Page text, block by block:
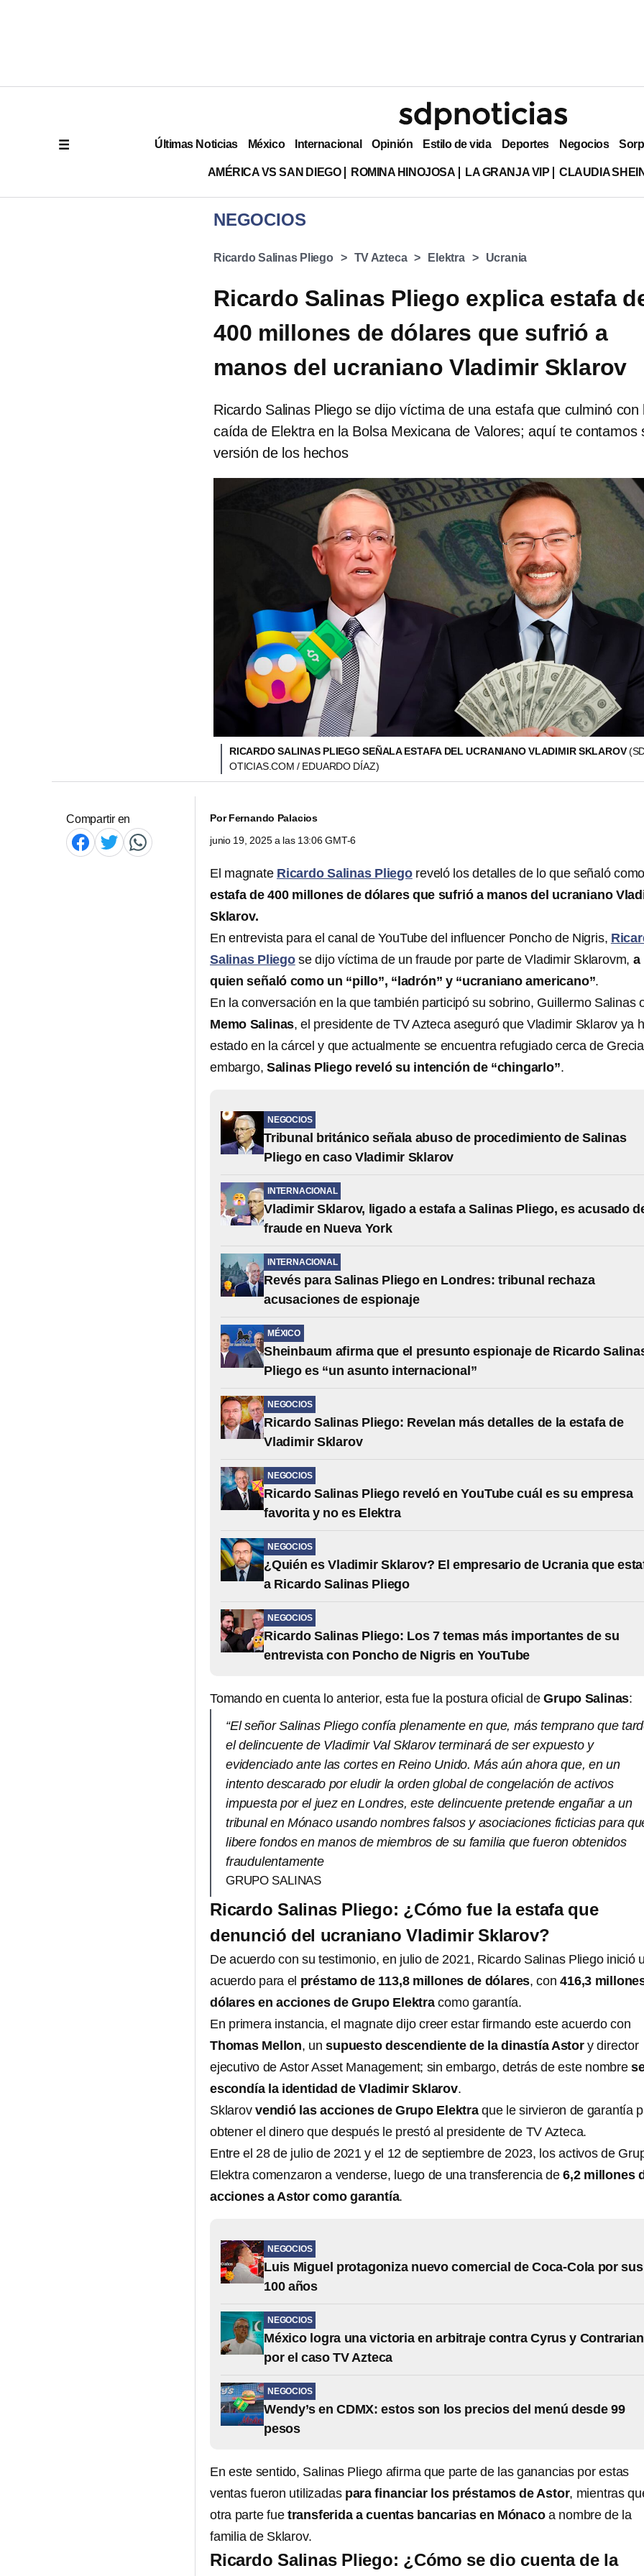
Últimas Noticias México Internacional Opinión Estilo de vida Deportes Negocios
AMÉRICA VS SAN DIEGO ROMINA HINOJOSA LA GRANJA VIP CLAUDIA
NEGOCIOS
Ricardo Salinas Pliego TV Azteca Elektra Ucrania
Ricardo Salinas Pliego explica estafa
400 millones de dólares que sufrió a
manos del ucraniano Vladimir Sklarov
Ricardo Salinas Pliego se dijo víctima de una estafa que culminó con
caída de Elektra en la Bolsa Mexicana de Valores; aquí te contamos
versión de los hechos
RICARDO SALINAS PLIEGO SEÑALA ESTAFA DEL UCRANIANO VLADIMIR SKLAROV
OTICIAS.COM / EDUARDO DÍAZ)
Compartir en PorFernando Palacios
junio 19, 2025 a las 13:06 GMT-6
El magnate Ricardo Salinas Pliegoreveló los detalles de lo que señaló
estafa de 400 millones de dólares que sufrió a manos del ucraniano
Sklarov.
En entrevista para el canal de YouTube del influencer Poncho de Nigris,
Salinas Pliegose dijo víctima de un fraude por parte de Vladimir Sklarovm, a
quien señaló como un “pillo”, “ladrón” y “ucraniano americano”.
En la conversación en la que también participó su sobrino, Guillermo Salinas
Memo Salinas, el presidente de TV Azteca aseguró que Vladimir Sklarov ya
estado en la cárcel y que actualmente se encuentra refugiado cerca de
embargo, Salinas Pliego reveló su intención de “chingarlo”.
NEGOCIOS
Tribunal británico señala abuso de procedimiento de Salinas
Pliego en caso Vladimir Sklarov
INTERNACIONAL
Vladimir Sklarov, ligado a estafa a Salinas Pliego, es acusado
fraude en Nueva York
INTERNACIONAL
Revés para Salinas Pliego en Londres: tribunal rechaza
acusaciones de espionaje
MÉXICO
Sheinbaum afirma que el presunto espionaje de Ricardo
Pliego es “un asunto internacional”
NEGOCIOS
Ricardo Salinas Pliego: Revelan más detalles de la estafa de
Vladimir Sklarov
NEGOCIOS
Ricardo Salinas Pliego reveló en YouTube cuál es su empresa
favorita y no es Elektra
NEGOCIOS
¿Quién es Vladimir Sklarov? El empresario de Ucrania que
a Ricardo Salinas Pliego
NEGOCIOS
Ricardo Salinas Pliego: Los 7 temas más importantes de su
entrevista con Poncho de Nigris en YouTube
Tomando en cuenta lo anterior, esta fue la postura oficial deGrupo Salinas:
“El señor Salinas Pliego confía plenamente en que, más temprano que
el delincuente de Vladimir Val Sklarov terminará de ser expuesto y
evidenciado ante las cortes en Reino Unido. Más aún ahora que, en un
intento descarado por eludir la orden global de congelación de activos
impuesta por el juez en Londres, este delincuente pretende engañar a un
tribunal en Mónaco usando nombres falsos y asociaciones ficticias para
libere fondos en manos de miembros de su familia que fueron obtenidos
fraudulentamente
GRUPO SALINAS
Ricardo Salinas Pliego: ¿Cómo fue la estafa que
denunció del ucraniano Vladimir Sklarov?
De acuerdo con su testimonio, en julio de 2021, Ricardo Salinas Pliego inició
acuerdo para el préstamo de 113,8 millones de dólares, con416,3
dólares en acciones de Grupo Elektracomo garantía.
En primera instancia, el magnate dijo creer estar firmando este acuerdo con
Thomas Mellon, unsupuesto descendiente de la dinastía Astory director
ejecutivo de Astor Asset Management; sin embargo, detrás de este nombre
escondía la identidad de Vladimir Sklarov.
Sklarov vendió las acciones de Grupo Elektraque le sirvieron de garantía
obtener el dinero que después le prestó al presidente de TV Azteca.
Entre el 28 de julio de 2021 y el 12 de septiembre de 2023, los activos de
Elektra comenzaron a venderse, luego de una transferencia de6,2 millones
acciones a Astor como garantía.
NEGOCIOS
Luis Miguel protagoniza nuevo comercial de Coca-Cola por sus
100 años
NEGOCIOS
México logra una victoria en arbitraje contra Cyrus y Contrarian
por el caso TV Azteca
NEGOCIOS
Wendy’s en CDMX: estos son los precios del menú desde 99
pesos
En este sentido, Salinas Pliego afirma que parte de las ganancias por estas
ventas fueron utilizadas para financiar los préstamos de Astor, mientras
otra parte fue transferida a cuentas bancarias en Mónacoa nombre de la
familia de Sklarov.
Ricardo Salinas Pliego: ¿Cómo se dio cuenta de la